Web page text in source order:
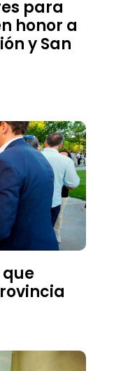
para
honor a
y San
que